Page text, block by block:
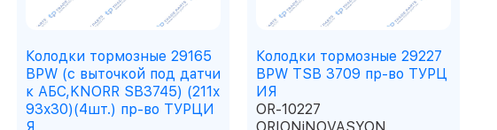
Колодки тормозные 29165
BPW (с выточкой под датчи
к АБС,KNORR SB3745) (211x
93x30)(4шт.) пр-во ТУРЦИ
Колодки тормозные 29227
BPW TSB 3709 пр-во ТУРЦ
ИЯ
OR-10227